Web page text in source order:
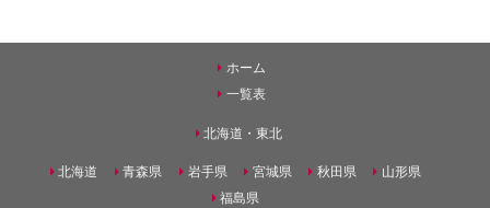
ホーム
一覧表
北海道・東北
北海道 青森県 岩手県 宮城県 秋田県
山形県
福島県